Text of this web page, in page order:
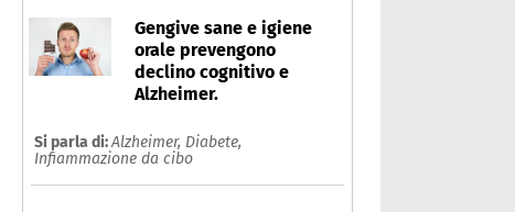
Gengive sane e igiene
orale prevengono
declino cognitivo e
Alzheimer.
Si parla di:Alzheimer, Diabete,
Infiammazione da cibo